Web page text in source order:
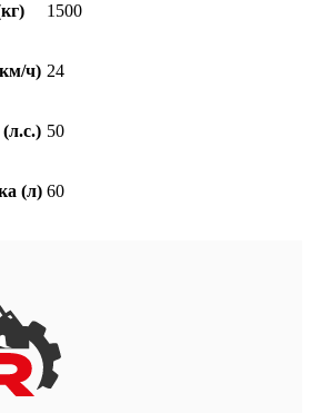
1500
ч) 24
50
(л) 60